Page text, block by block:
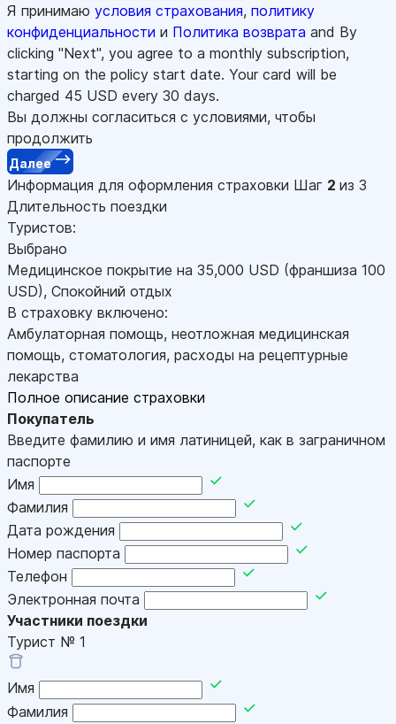
Я принимаю условия страхования, политику
конфиденциальности и Политика возврата and By
clicking "Next", you agree to a monthly subscription,
starting on the policy start date. Your card will be
charged 45 USD every 30 days.
Вы должны согласиться с условиями, чтобы
продолжить
Далее
Информация для оформления страховки Шаг 2 из 3
Длительность поездки
Туристов:
Выбрано
Медицинское покрытие на 35,000 USD (франшиза 100
USD), Спокойний отдых
В страховку включено:
Амбулаторная помощь, неотложная медицинская
помощь, стоматология, расходы на рецептурные
лекарства
Полное описание страховки
Покупатель
Введите фамилию и имя латиницей, как в заграничном
паспорте
Имя
Фамилия
Дата рождения
Номер паспорта
Телефон
Электронная почта
Участники поездки
Турист № 1
Имя
Фамилия